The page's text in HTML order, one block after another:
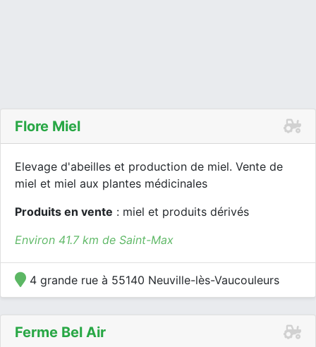
Flore Miel
Elevage d'abeilles et production de miel. Vente de
miel et miel aux plantes médicinales
Produits en vente : miel et produits dérivés
Environ 41.7 km de Saint-Max
4 grande rue à 55140 Neuville-lès-Vaucouleurs
Ferme Bel Air